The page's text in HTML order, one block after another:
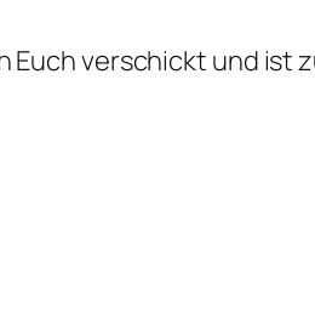
Euch verschickt und ist